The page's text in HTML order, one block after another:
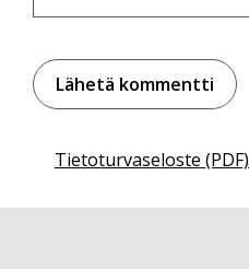
Tietoturvaseloste (PDF)